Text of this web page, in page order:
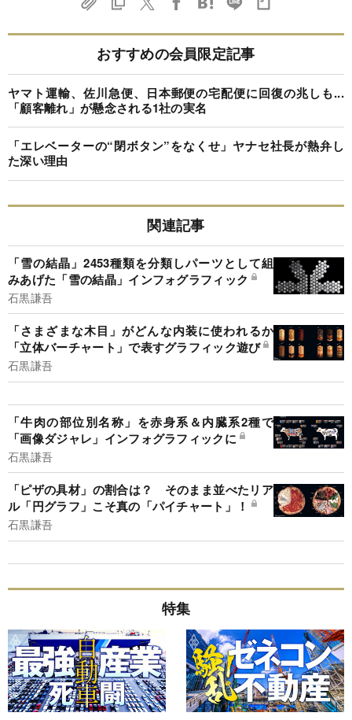
おすすめの会員限定記事
ヤマト運輸、佐川急便、日本郵便の宅配便に回復の兆しも...
「顧客離れ」が懸念される1社の実名
「エレベーターの“閉ボタン”をなくせ」ヤナセ社長が熱弁し
た深い理由
関連記事
「雪の結晶」2453種類を分類しパーツとして組
みあげた「雪の結晶」インフォグラフィック
石黒謙吾
「さまざまな木目」がどんな内装に使われるか
「立体バーチャート」で表すグラフィック遊び
石黒謙吾
「牛肉の部位別名称」を赤身系＆内臓系2種で
「画像ダジャレ」インフォグラフィックに
石黒謙吾
「ピザの具材」の割合は？ そのまま並べたリア
ル「円グラフ」こそ真の「パイチャート」！
石黒謙吾
特集